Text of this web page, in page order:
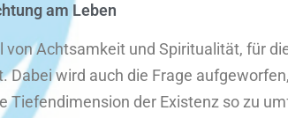
am Leben
Achtsamkeit und Spiritualität, für
wird auch die Frage
Tiefendimension der Existenz so zu